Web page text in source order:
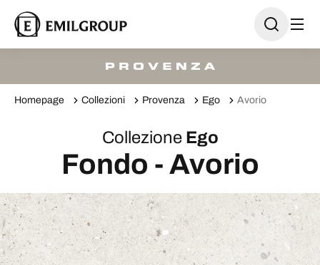
Homepage Collezioni Provenza Ego Avorio
Collezione Ego
Fondo - Avorio